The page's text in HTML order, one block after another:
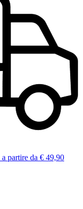
a partire da € 49,90